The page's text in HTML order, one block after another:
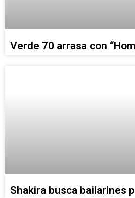
Verde 70 arrasa con
Shakira busca bailarines